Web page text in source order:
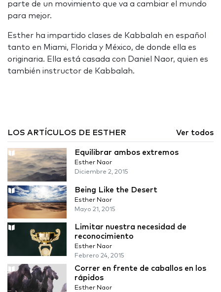
parte de un movimiento que va a cambiar el mundo
para mejor.
Esther ha impartido clases de Kabbalah en español
tanto en Miami, Florida y México, de donde ella es
originaria. Ella está casada con Daniel Naor, quien es
también instructor de Kabbalah.
LOS ARTÍCULOS DE ESTHER Ver todos
Equilibrar ambos extremos
Esther Naor
Diciembre 2, 2015
Being Like the Desert
Esther Naor
Mayo 21, 2015
Limitar nuestra necesidad de
reconocimiento
Esther Naor
Febrero 24, 2015
Correr en frente de caballos en los
rápidos
Esther Naor